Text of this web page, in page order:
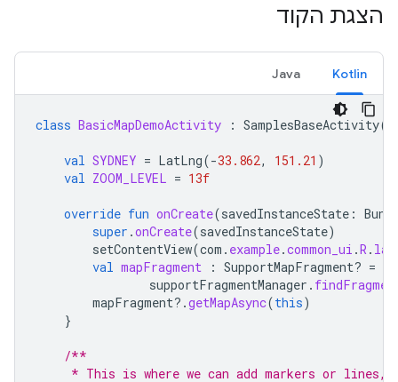
הצגת הקוד
Kotlin
Java
class BasicMapDemoActivity : SamplesBaseActivity
val SYDNEY = LatLng(-33.862, 151.21 )
val ZOOM_LEVEL = 13f
override fun onCreate(savedInstanceState :
super .onCreate(savedInstanceState)
setContentView(com . example.common_ui .R .
val mapFragment : SupportMapFragment? =
supportFragmentManager .
mapFragment?.getMapAsync(this)
}
/**
* This is where we can add markers or lines,